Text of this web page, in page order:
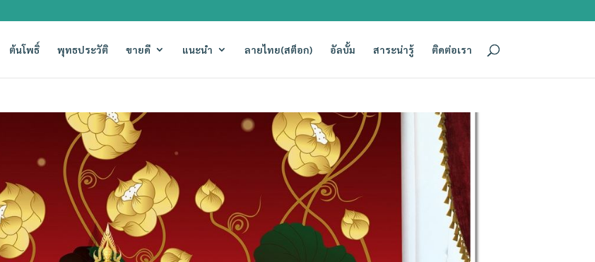
ต้นโพธิ์ พุทธประวัติ ขายดี แนะนำ ลายไทย(สต็อก) อัลบั้ม สาระน่ารู้ ติดต่อเรา